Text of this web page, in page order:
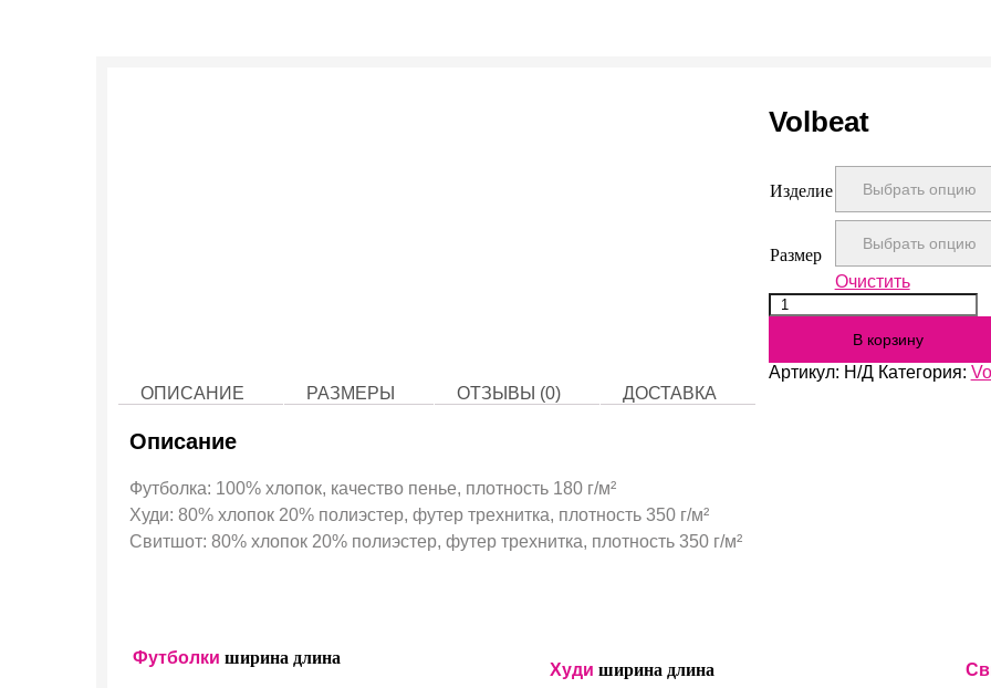
Volbeat
Изделие
Размер
Очистить
Количество
Volbeat
В корзину
Артикул: Н/Д Категория:
ОПИСАНИЕ
РАЗМЕРЫ ОТЗЫВЫ (0) ДОСТАВКА
Описание
Футболка: 100% хлопок, качество пенье, плотность 180 г/м²
Худи: 80% хлопок 20% полиэстер, футер трехнитка, плотность 350 г/м²
Свитшот: 80% хлопок 20% полиэстер, футер трехнитка, плотность 350 г/м²
Футболки ширина длина
Худи ширина длина